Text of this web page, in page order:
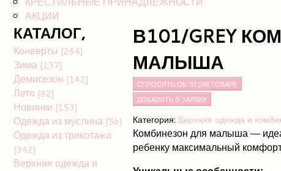
АКЦИИ
В101/GREY
МАЛЫША
СПРОСИТЬ ОБ ЭТОМ ТОВАРЕ
Категория: Верхняя одежда и
Комбинезон для малыша —
ребенку максимальный
КАТАЛОГ,
Конверты [264]
Зима [137]
Демисезон [142]
Лето [82]
Новинки [153]
Одежда из муслина [56]
Одежда из трикотажа
[342]
Верхняя одежда и